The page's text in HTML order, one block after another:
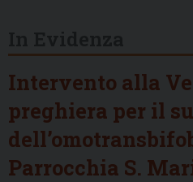
Intervento alla
preghiera per il
Parrocchia S.